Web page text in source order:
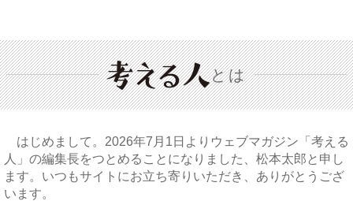
とは
はじめまして。2026年7月1日よりウェブマガジン「考える
人」の編集長をつとめることになりました、松本太郎と申し
ます。いつもサイトにお立ち寄りいただき、ありがとうござ
います。